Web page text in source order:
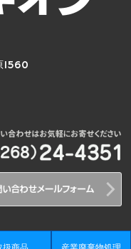
1560